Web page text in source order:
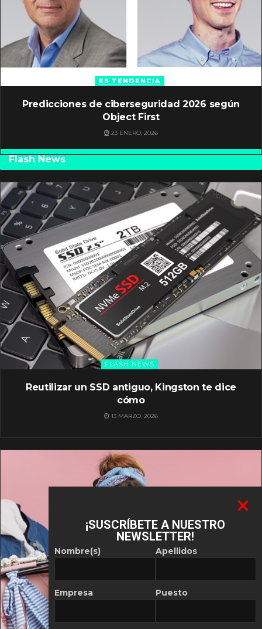
ES TENDENCIA
Predicciones de ciberseguridad 2026 según
Object First
23 ENERO, 2026
Flash News
FLASH NEWS
Reutilizar un SSD antiguo, Kingston te dice
cómo
13 MARZO, 2026
¡SUSCRÍBETE A NUESTRO
NEWSLETTER!
Nombre(s)
Empresa
Apellidos
Puesto